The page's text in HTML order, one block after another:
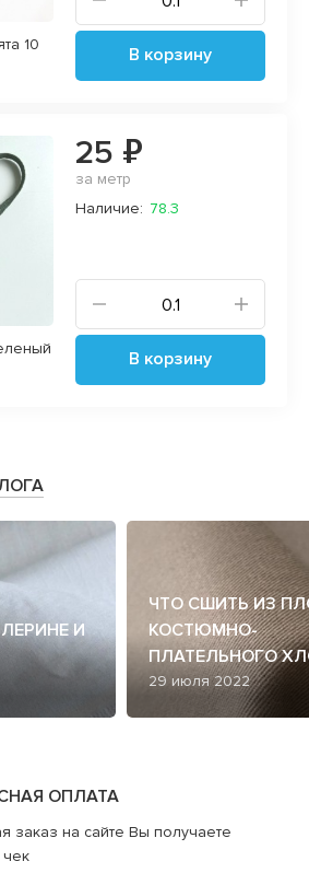
10
В корзину
25 ₽
за метр
Наличие: 78.3
В корзину
И
ЧТО СШИТЬ ИЗ
КОСТЮМНО-
ПЛАТЕЛЬНОГО
29 июля 2022
ОПЛАТА
заказ на сайте Вы получаете
чек